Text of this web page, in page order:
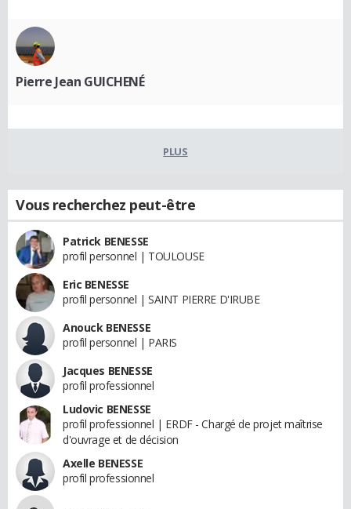
Pierre Jean GUICHENÉ
PLUS
Vous recherchez peut-être
Patrick BENESSE
profil personnel | TOULOUSE
Eric BENESSE
profil personnel | SAINT PIERRE D'IRUBE
Anouck BENESSE
profil personnel | PARIS
Jacques BENESSE
profil professionnel
Ludovic BENESSE
profil professionnel | ERDF - Chargé de projet maîtrise
d'ouvrage et de décision
Axelle BENESSE
profil professionnel